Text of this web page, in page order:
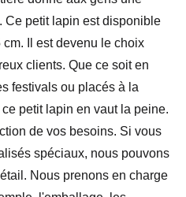
Ce petit lapin est disponible
Il est devenu le choix
clients. Que ce soit en
festivals ou placés à la
petit lapin en vaut la peine.
de vos besoins. Si vous
spéciaux, nous pouvons
Nous prenons en charge